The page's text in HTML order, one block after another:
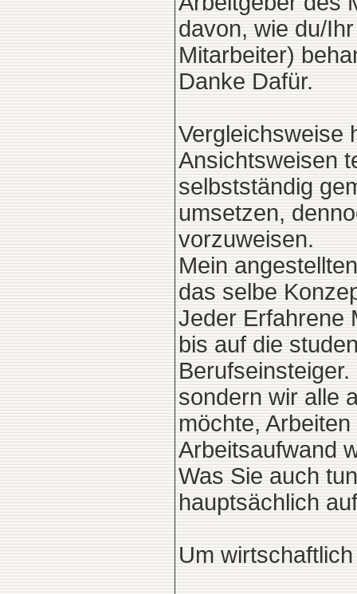
davon, wie du/
Mitarbeiter)
Danke Dafür.
Vergleichsweise
Ansichtsweisen
selbstständig
umsetzen,
vorzuweisen.
Mein
das selbe
Jeder Erfahrene
bis auf die
sondern wir alle
möchte,
Arbeitsaufwand
Was Sie auch
hauptsächlich
Um